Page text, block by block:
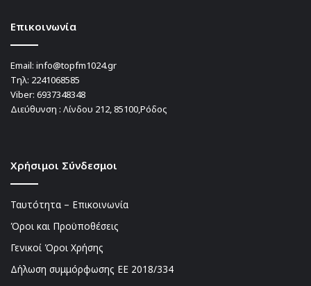
Επικοινωνία
Email: info@topfm1024.gr
Τηλ: 2241068585
Viber: 6937348348
Διεύθυνση : Λίνδου 212, 85100,Ρόδος
Χρήσιμοι Σύνδεσμοι
Ταυτότητα – Επικοινωνία
Όροι και Προϋποθέσεις
Γενικοί Όροι Χρήσης
Δήλωση συμμόρφωσης ΕΕ 2018/334